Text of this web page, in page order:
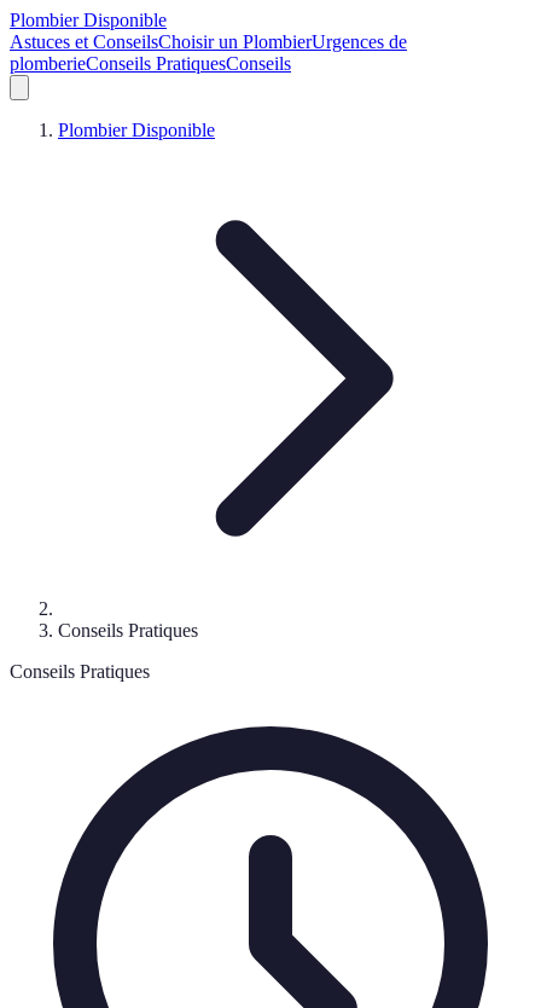
Plombier Disponible
Astuces et ConseilsChoisir un PlombierUrgences de
plomberieConseils PratiquesConseils
Plombier Disponible
Conseils Pratiques
Conseils Pratiques